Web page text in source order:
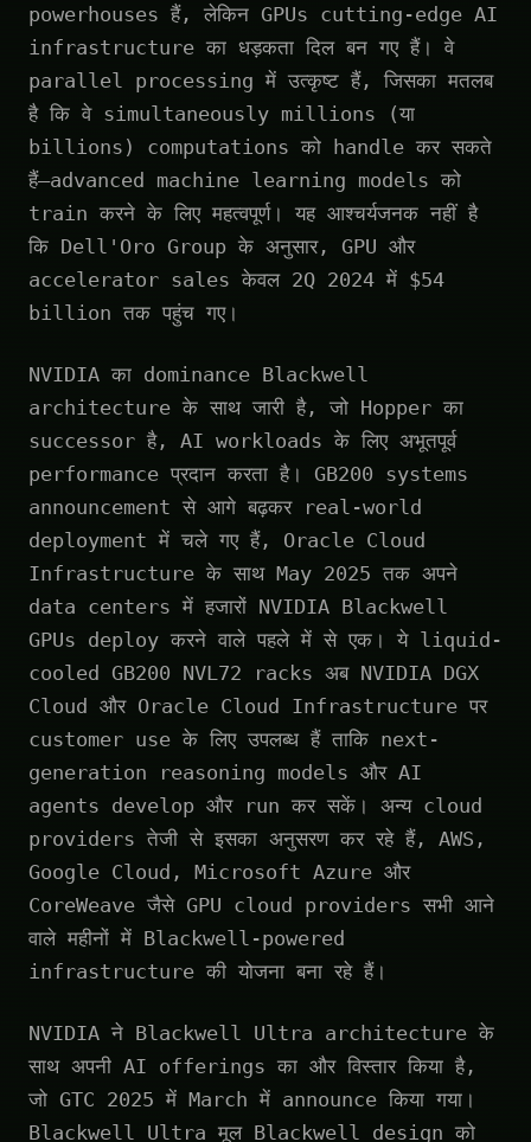
powerhouses हैं, लेकिन GPUs cutting-edge AI
infrastructure का धड़कता दिल बन गए हैं। वे
parallel processing में उत्कृष्ट हैं, जिसका मतलब
है कि वे simultaneously millions (या
billions) computations को handle कर सकते
हैं—advanced machine learning models को
train करने के लिए महत्वपूर्ण। यह आश्चर्यजनक नहीं है
कि Dell'Oro Group के अनुसार, GPU और
accelerator sales केवल 2Q 2024 में $54
billion तक पहुंच गए।
NVIDIA का dominance Blackwell
architecture के साथ जारी है, जो Hopper का
successor है, AI workloads के लिए अभूतपूर्व
performance प्रदान करता है। GB200 systems
announcement से आगे बढ़कर real-world
deployment में चले गए हैं, Oracle Cloud
Infrastructure के साथ May 2025 तक अपने
data centers में हजारों NVIDIA Blackwell
GPUs deploy करने वाले पहले में से एक। ये liquid-
cooled GB200 NVL72 racks अब NVIDIA DGX
Cloud और Oracle Cloud Infrastructure पर
customer use के लिए उपलब्ध हैं ताकि next-
generation reasoning models और AI
agents develop और run कर सकें। अन्य cloud
providers तेजी से इसका अनुसरण कर रहे हैं, AWS,
Google Cloud, Microsoft Azure और
CoreWeave जैसे GPU cloud providers सभी आने
वाले महीनों में Blackwell-powered
infrastructure की योजना बना रहे हैं।
NVIDIA ने Blackwell Ultra architecture के
साथ अपनी AI offerings का और विस्तार किया है,
जो GTC 2025 में March में announce किया गया।
Blackwell Ultra मूल Blackwell design को